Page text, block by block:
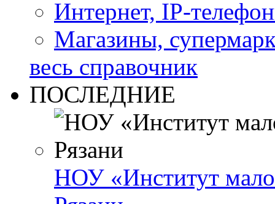
Интернет, IP-
Магазины,
весь справочник
ПОСЛЕДНИЕ
НОУ «Институт